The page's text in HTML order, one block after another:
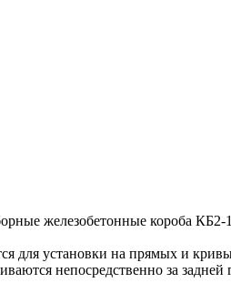
железобетонные короба КБ2-
для установки на прямых и
непосредственно за